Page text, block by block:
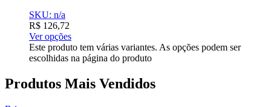
SKU: n/a
R$ 126,72
Ver opções
Este produto tem várias variantes. As opções podem ser
escolhidas na página do produto
Produtos Mais Vendidos